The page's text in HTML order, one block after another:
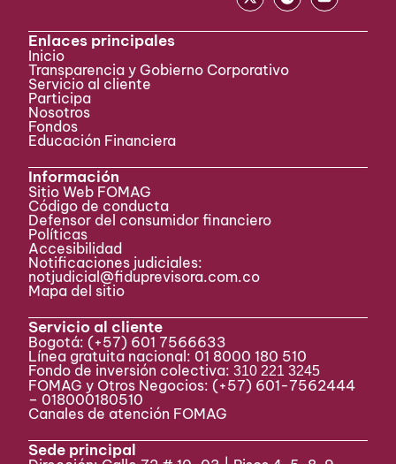
Enlaces principales
Inicio
Transparencia y Gobierno Corporativo
Servicio al cliente
Participa ​
Nosotros
Fondos
Educación Financiera
Información
Sitio Web FOMAG
Código de conducta
Defensor del consumidor financiero
Políticas
Accesibilidad
Notificaciones judiciales:
notjudicial@fiduprevisora.com.co
Mapa del sitio
Servicio al cliente
Bogotá: (+57) 601 7566633
Línea gratuita nacional: 01 8000 180 510
Fondo de inversión colectiva:310 221 3245
FOMAG y Otros Negocios: (+57) 601-7562444
– 018000180510
Canales de atención FOMAG
Sede principal